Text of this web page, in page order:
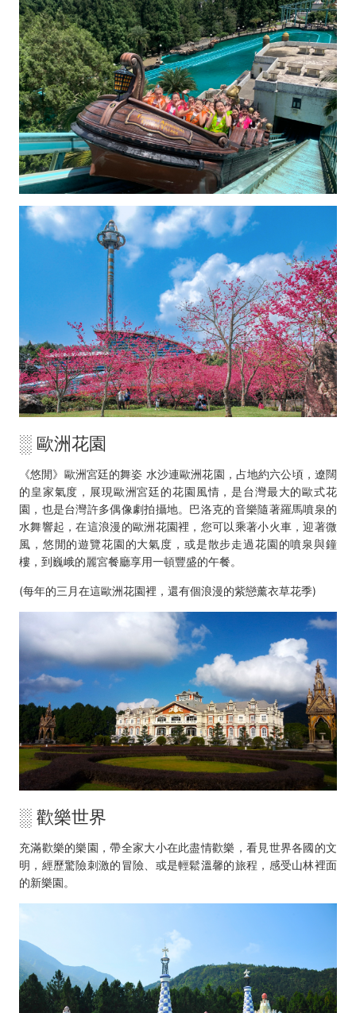
░ 歐洲花園
《悠閒》歐洲宮廷的舞姿 水沙連歐洲花園，占地約六公頃，遼闊
的皇家氣度，展現歐洲宮廷的花園風情，是台灣最大的歐式花
園，也是台灣許多偶像劇拍攝地。巴洛克的音樂隨著羅馬噴泉的
水舞響起，在這浪漫的歐洲花園裡，您可以乘著小火車，迎著微
風，悠閒的遊覽花園的大氣度，或是散步走過花園的噴泉與鐘
樓，到巍峨的麗宮餐廳享用一頓豐盛的午餐。
(每年的三月在這歐洲花園裡，還有個浪漫的紫戀薰衣草花季)
░ 歡樂世界
充滿歡樂的樂園，帶全家大小在此盡情歡樂，看見世界各國的文
明，經歷驚險刺激的冒險、或是輕鬆溫馨的旅程，感受山林裡面
的新樂園。